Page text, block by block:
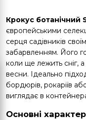
Крокус ботанічний
європейськими
серця садівників
забарвленням. Його
коли ще лежить сніг,
весни. Ідеально
бордюрів, рокаріїв
виглядає в
Основні